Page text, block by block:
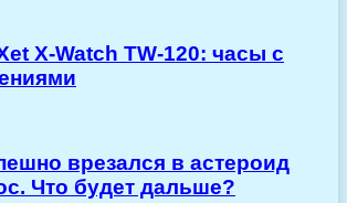
X-Watch TW-120: часы с
врезался в астероид
Что будет дальше?